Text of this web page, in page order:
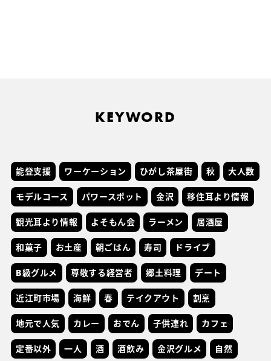
KEYWORD
能登支援 ワーケーション ひがし茶屋街 秋 大人数
モデルコース パワースポット 金沢 移住耳より情報
観光耳より情報 よそもん会 ラーメン 居酒屋
和菓子 お土産 朝ごはん 寿司 ドライブ
B級グルメ 尊敬する経営者 郷土料理 デート
近江町市場 海鮮 春 テイクアウト 割烹
地元で人気 カレー おでん 子供連れ カフェ
定番以外 一人 酒 酒飲み 金沢グルメ 自然